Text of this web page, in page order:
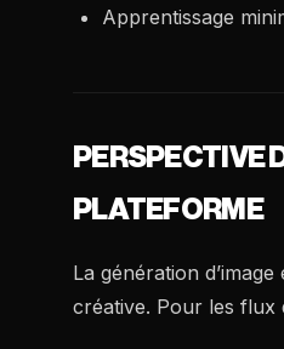
Apprentissage
PERSPECTIVE
PLATEFORME
La génération
créative. Pour les flux